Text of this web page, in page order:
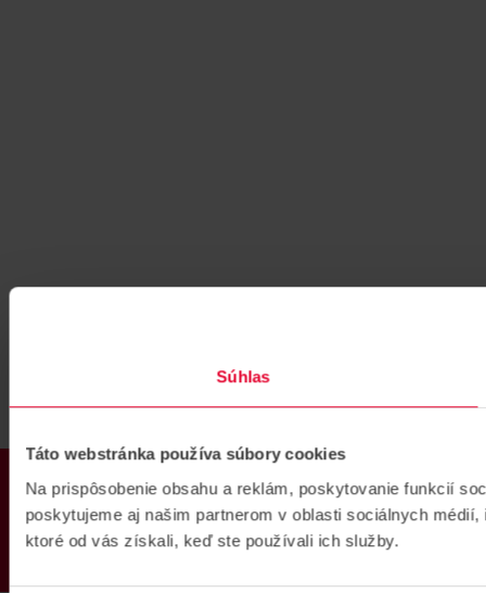
Súhlas
Táto webstránka používa súbory cookies
Na prispôsobenie obsahu a reklám, poskytovanie funkcií
poskytujeme aj našim partnerom v oblasti sociálnych
ktoré od vás získali, keď ste používali ich služby.
PRODUKTY